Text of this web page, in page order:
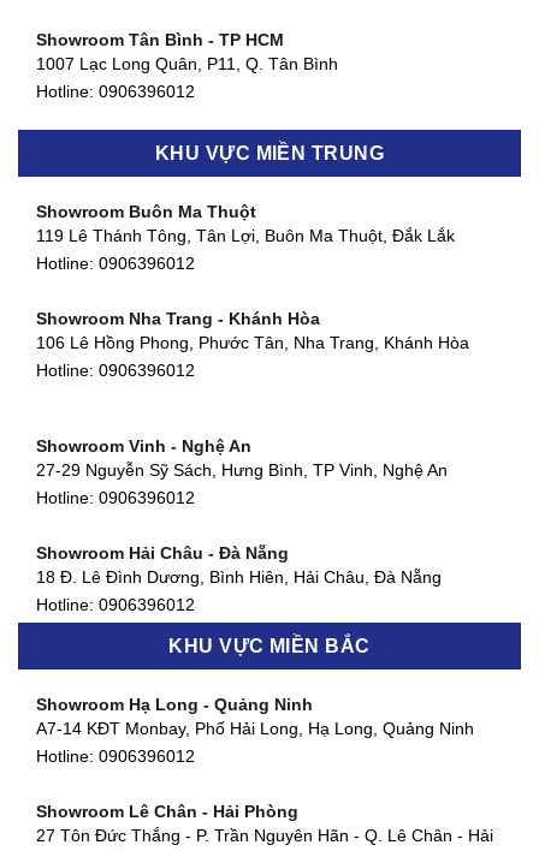
Showroom Tân Bình - TP HCM
1007 Lạc Long Quân, P11, Q. Tân Bình
Hotline: 0906396012
Showroom Biên Hòa - Đồng Nai
Showroom Thuận An - Bình Dương
Showroom Quận 11 - TP. HCM
Showroom Quận 4 - TP. HCM
127 Khánh Hội, Phường 3, Quận 4,TP. HCM
Showroom Quận 7 - TP. HCM
877 Huỳnh Tấn Phát, Phú Thuận, Quận 7, TP HCM
Hotline:0906396012
580 Phan Văn Trị, Phường 7, Quận 5, TP HCM
Hotline:0906396012
90 Đ. Cộng Hòa, Phường 4, Tân Bình, TP HCM
Hotline:0906396012
KHU VỰC MIỀN TRUNG
Showroom Buôn Ma Thuột
119 Lê Thánh Tông, Tân Lợi, Buôn Ma Thuột, Đắk Lắk
Hotline: 0906396012
Showroom Nha Trang - Khánh Hòa
106 Lê Hồng Phong, Phước Tân, Nha Trang, Khánh Hòa
Hotline: 0906396012
Showroom Vinh - Nghệ An
27-29 Nguyễn Sỹ Sách, Hưng Bình, TP Vinh, Nghệ An
Hotline: 0906396012
Showroom Hải Châu - Đà Nẵng
18 Đ. Lê Đình Dương, Bình Hiên, Hải Châu, Đà Nẵng
Hotline: 0906396012
Showroom Thanh Khê - Đà Nẵng
Hotline:0906396012
Showroom Cẩm Lệ - Đà Nẵng
Hotline:0906396012
KHU VỰC MIỀN BẮC
Showroom Hạ Long - Quảng Ninh
A7-14 KĐT Monbay, Phố Hải Long, Hạ Long, Quảng Ninh
Hotline: 0906396012
Showroom Lê Chân - Hải Phòng
27 Tôn Đức Thắng - P. Trần Nguyên Hãn - Q. Lê Chân - Hải